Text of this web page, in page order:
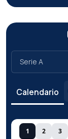
Calendario
1 2 3